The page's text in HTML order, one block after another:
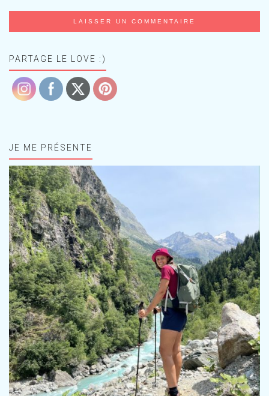
PARTAGE LE LOVE :)
JE ME PRÉSENTE